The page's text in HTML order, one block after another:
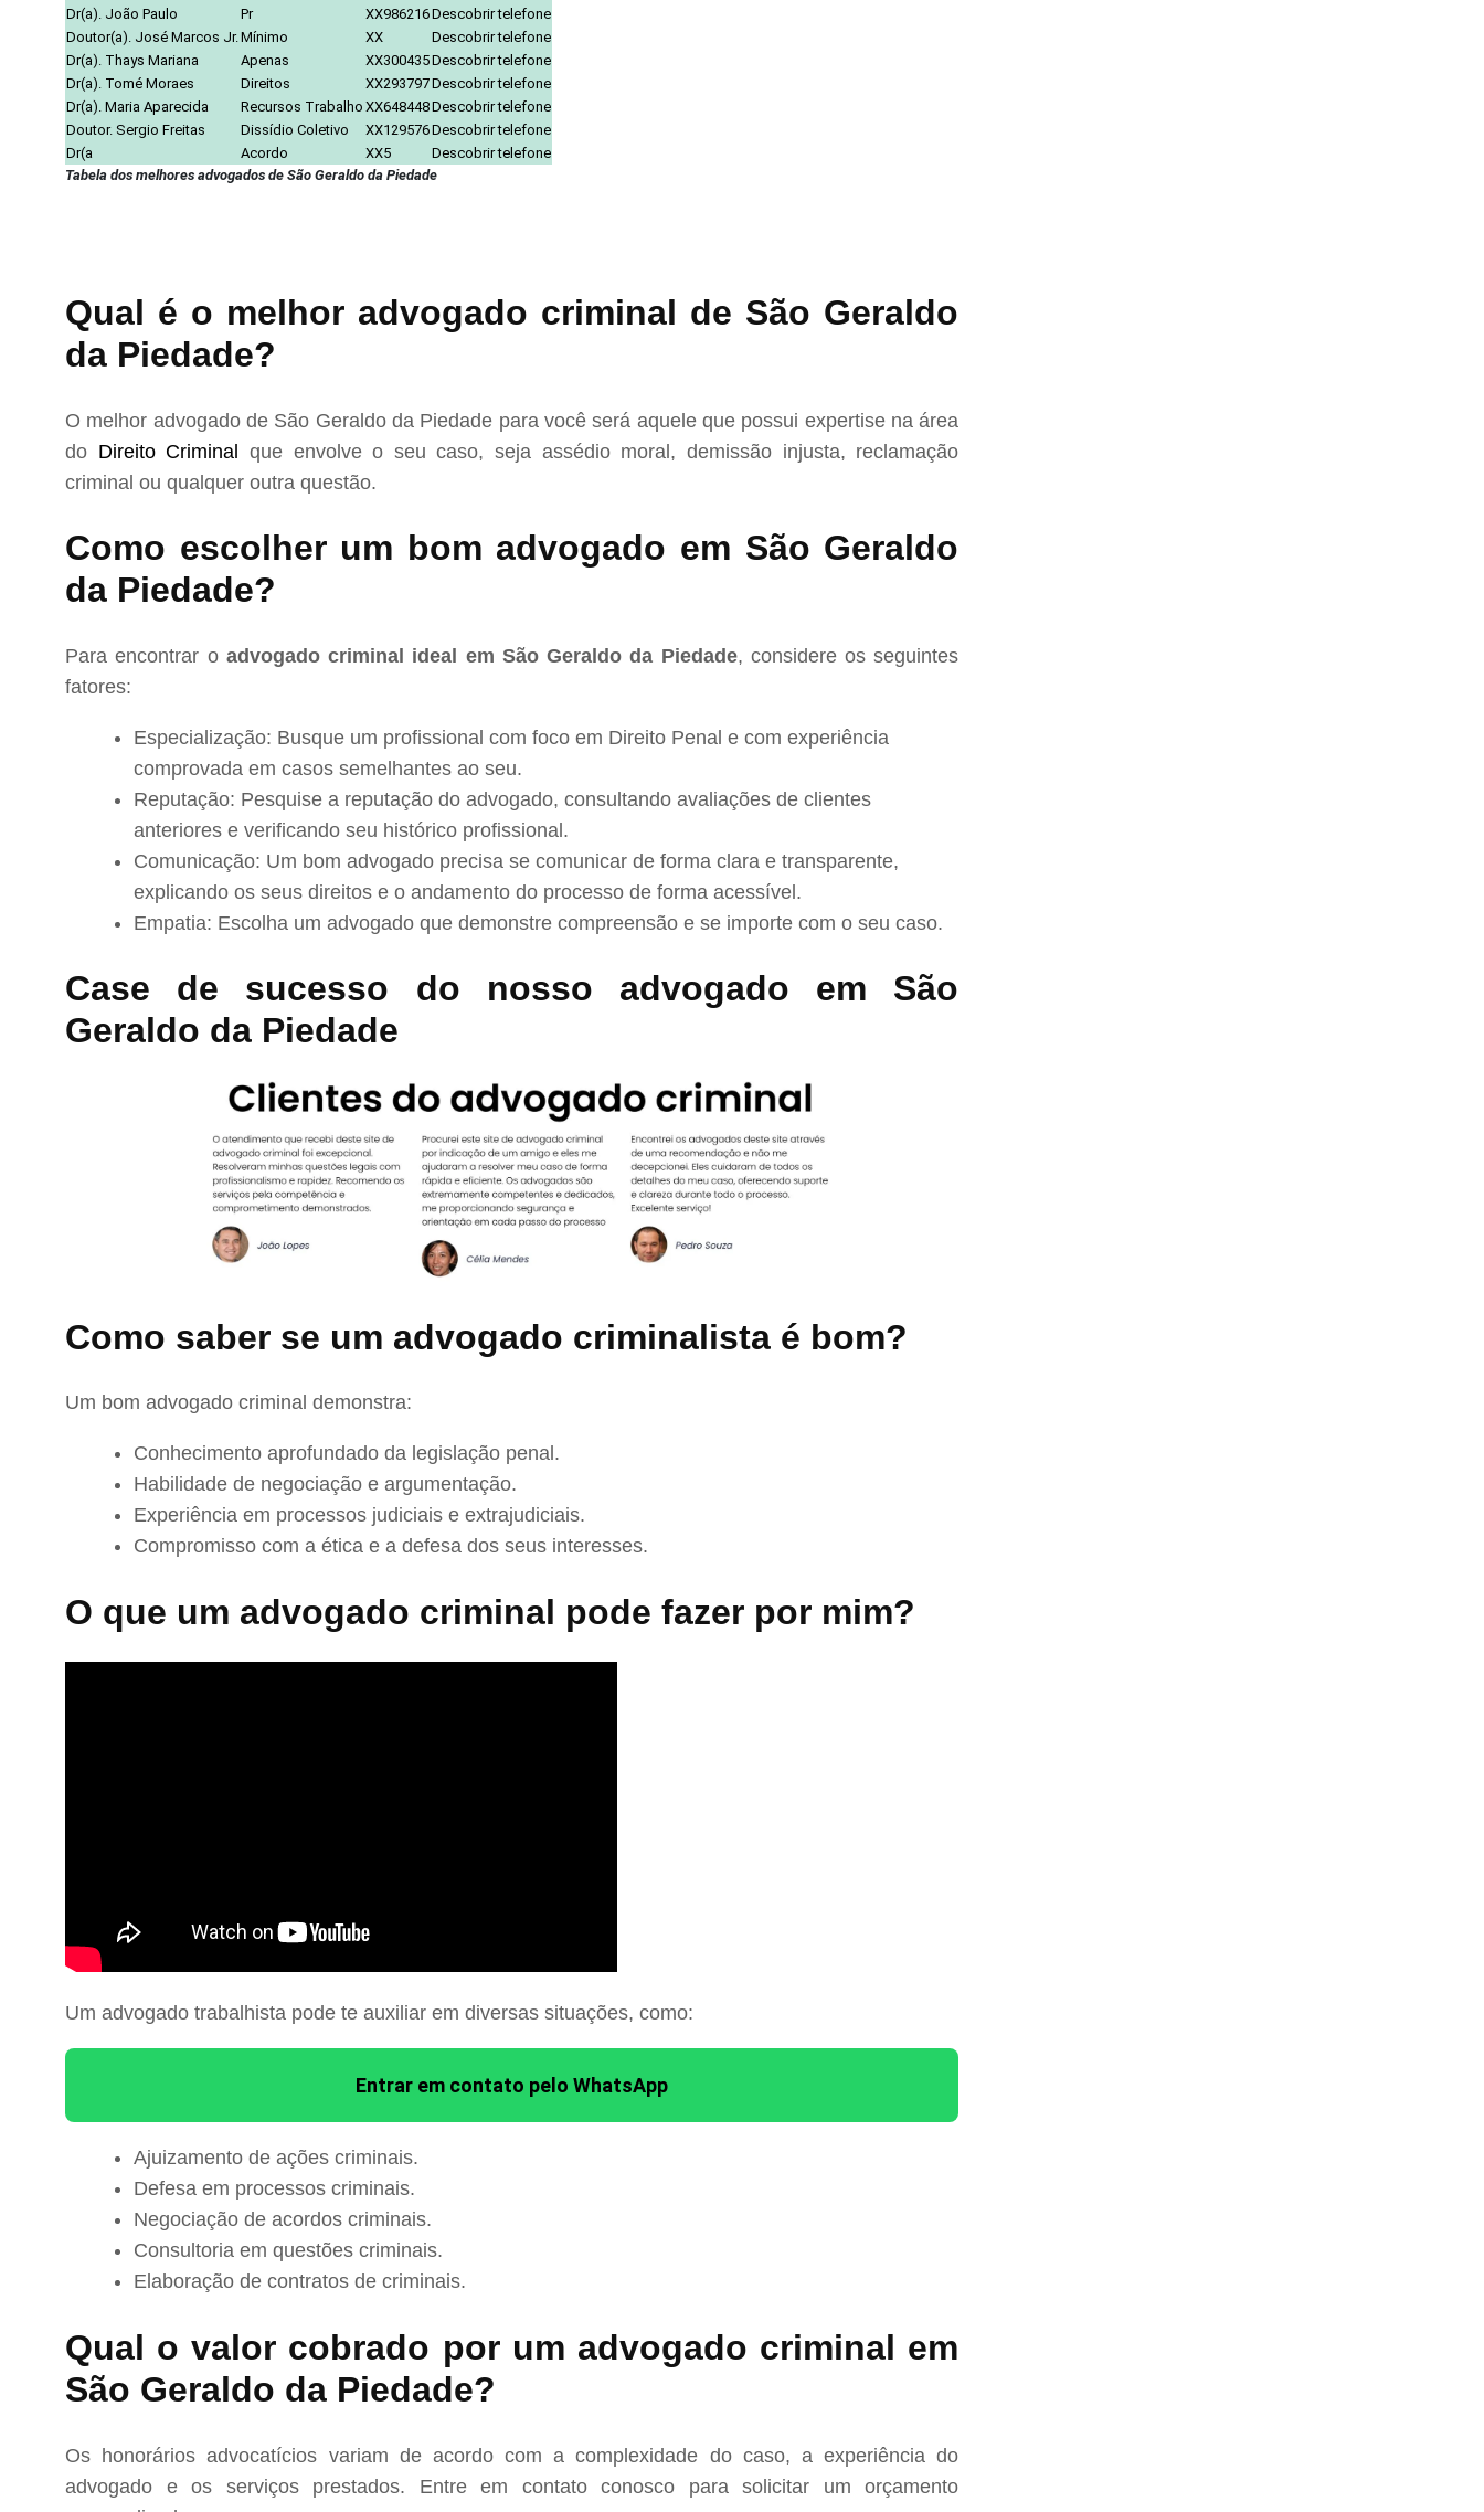
Dr(a). João Paulo
Pr XX986216Descobrir telefone
Doutor(a). José Marcos Jr. Mínimo XX
Descobrir telefone
Dr(a). Thays Mariana
Apenas XX300435Descobrir telefone
Dr(a). Tomé Moraes
Direitos XX293797Descobrir telefone
Dr(a). Maria Aparecida
Recursos Trabalho XX648448Descobrir telefone
Doutor. Sergio Freitas
Dissídio Coletivo XX129576Descobrir telefone
Dr(a
Acordo XX5
Descobrir telefone
Tabela dos melhores advogados de São Geraldo da Piedade
Qual é o melhor advogado criminal de São Geraldo
da Piedade?
O melhor advogado de São Geraldo da Piedade para você será aquele que possui expertise na área
do Direito Criminal que envolve o seu caso, seja assédio moral, demissão injusta, reclamação
criminal ou qualquer outra questão.
Como escolher um bom advogado em São Geraldo
da Piedade?
Para encontrar o advogado criminal ideal em São Geraldo da Piedade, considere os seguintes
fatores:
Especialização: Busque um profissional com foco em Direito Penal e com experiência
comprovada em casos semelhantes ao seu.
Reputação: Pesquise a reputação do advogado, consultando avaliações de clientes
anteriores e verificando seu histórico profissional.
Comunicação: Um bom advogado precisa se comunicar de forma clara e transparente,
explicando os seus direitos e o andamento do processo de forma acessível.
Empatia: Escolha um advogado que demonstre compreensão e se importe com o seu caso.
Case de sucesso do nosso advogado em São
Geraldo da Piedade
Como saber se um advogado criminalista é bom?
Um bom advogado criminal demonstra:
Conhecimento aprofundado da legislação penal.
Habilidade de negociação e argumentação.
Experiência em processos judiciais e extrajudiciais.
Compromisso com a ética e a defesa dos seus interesses.
O que um advogado criminal pode fazer por mim?
Um advogado trabalhista pode te auxiliar em diversas situações, como:
Entrar em contato pelo WhatsApp
Ajuizamento de ações criminais.
Defesa em processos criminais.
Negociação de acordos criminais.
Consultoria em questões criminais.
Elaboração de contratos de criminais.
Qual o valor cobrado por um advogado criminal em
São Geraldo da Piedade?
Os honorários advocatícios variam de acordo com a complexidade do caso, a experiência do
advogado e os serviços prestados. Entre em contato conosco para solicitar um orçamento